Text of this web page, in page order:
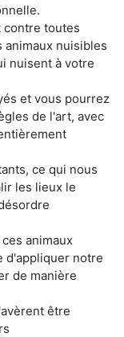
contre toutes
nuisibles
nuisent à votre
et vous pourrez
de l'art, avec
ce qui nous
les lieux le
animaux
d'appliquer notre
de manière
être